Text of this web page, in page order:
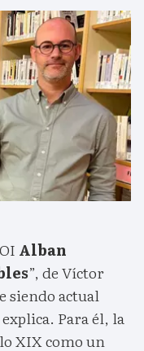
Alban
”, de Víctor
siendo actual
Para él, la
XIX como un